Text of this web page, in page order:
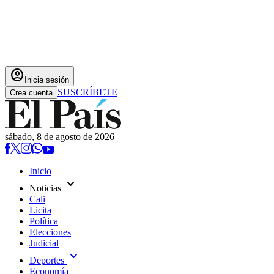
account_circle Inicia sesión
Crea cuenta SUSCRÍBETE
sábado, 8 de agosto de 2026
Inicio
Noticias expand_more
Cali
Licita
Política
Elecciones
Judicial
Deportes expand_more
Economía